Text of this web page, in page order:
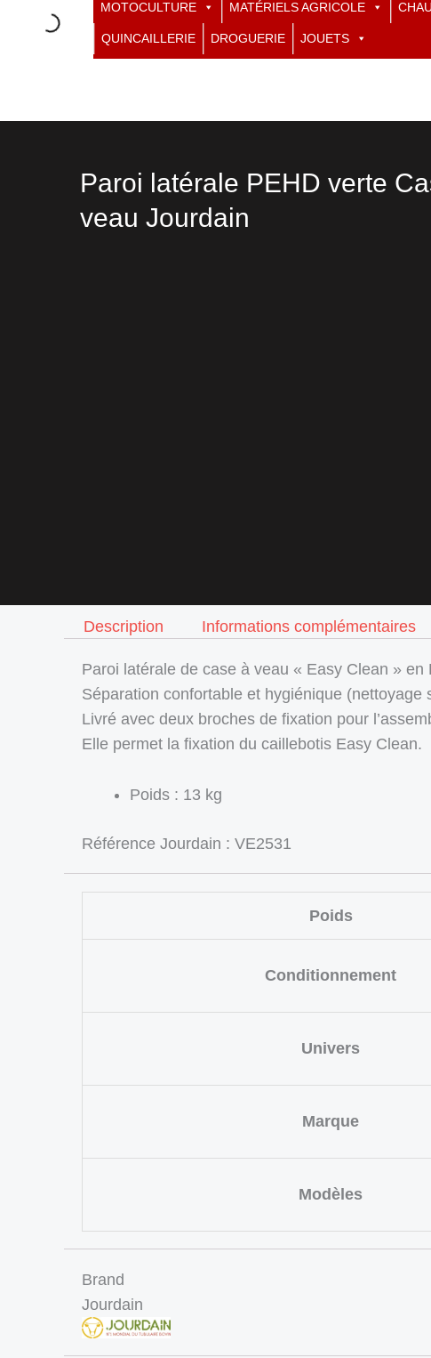
MOTOCULTURE MATÉRIELS AGRICOLE
QUINCAILLERIE DROGUERIE JOUETS
Paroi latérale PEHD verte
veau Jourdain
Description Informations complémentaires
Paroi latérale de case à veau « Easy Clean »
Séparation confortable et hygiénique (nettoyage
Livré avec deux broches de fixation pour
Elle permet la fixation du caillebotis Easy Clean.
Poids : 13 kg
Référence Jourdain : VE2531
Poids
Conditionnement
Univers
Marque
Modèles
Brand
Jourdain